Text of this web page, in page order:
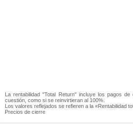
La rentabilidad "Total Return" incluye los pagos
cuestión, como si se reinvirtieran al 100%.
Los valores reflejados se refieren a la «Rentabilidad
Precios de cierre